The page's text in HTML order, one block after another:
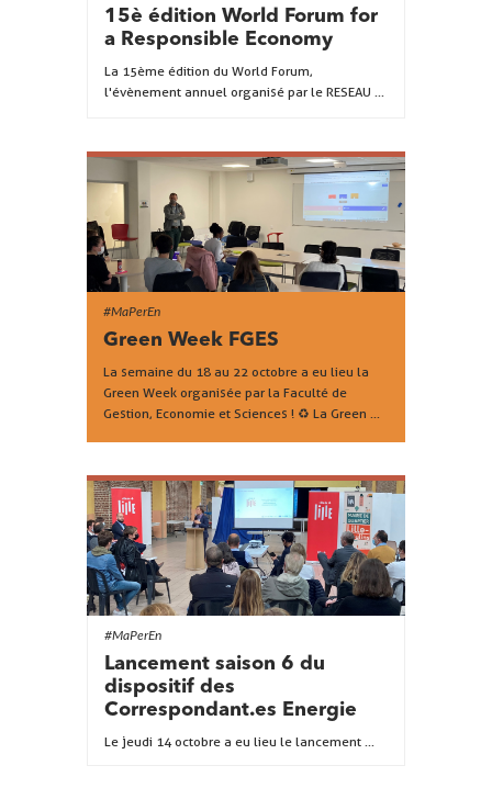
15è édition World Forum for
a Responsible Economy
La 15ème édition du World Forum,
l'évènement annuel organisé par le RESEAU ...
#MaPerEn
Green Week FGES
La semaine du 18 au 22 octobre a eu lieu la
Green Week organisée par la Faculté de
Gestion, Economie et Sciences ! ♻ La Green ...
#MaPerEn
Lancement saison 6 du
dispositif des
Correspondant.es Energie
Le jeudi 14 octobre a eu lieu le lancement ...